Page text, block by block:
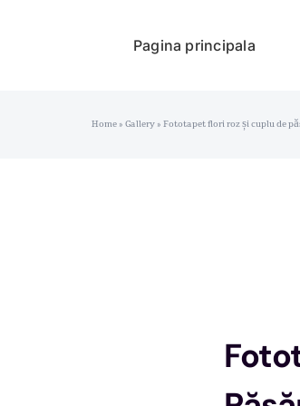
Pagina principala
Home»Gallery»Fototapet flori roz și cuplu de